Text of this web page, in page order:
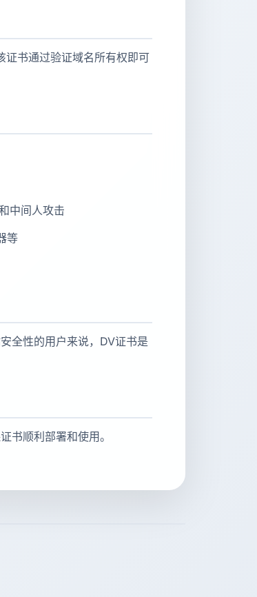
书通过验证域名所有权即可
中间人攻击
等
全性的用户来说，DV证书是
书顺利部署和使用。